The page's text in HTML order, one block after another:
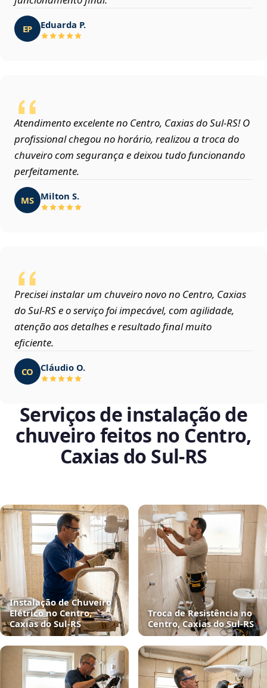
EP Eduarda P.
Atendimento excelente no Centro, Caxias do Sul‑RS! O
profissional chegou no horário, realizou a troca do
chuveiro com segurança e deixou tudo funcionando
perfeitamente.
MS Milton S.
Precisei instalar um chuveiro novo no Centro, Caxias
do Sul‑RS e o serviço foi impecável, com agilidade,
atenção aos detalhes e resultado final muito
eficiente.
CO Cláudio O.
Serviços de instalação de
chuveiro feitos no Centro,
Caxias do Sul‑RS
Instalação de Chuveiro
Elétrico no Centro,
Caxias do Sul‑RS
Troca de Resistência no
Centro, Caxias do Sul‑RS